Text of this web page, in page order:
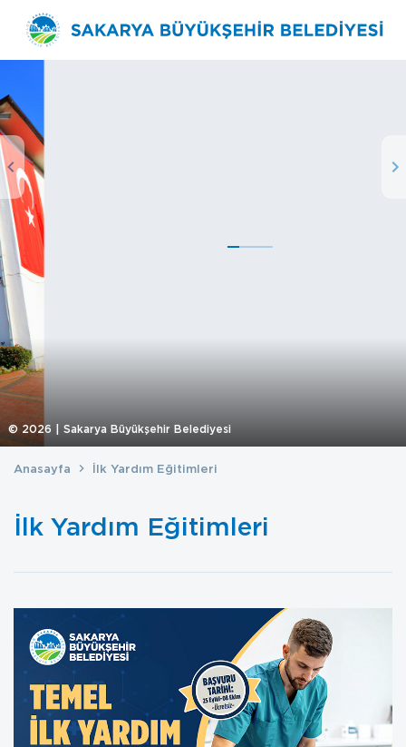
© 2026 | Sakarya Büyükşehir Belediyesi
Anasayfa İlk Yardım Eğitimleri
İlk Yardım Eğitimleri